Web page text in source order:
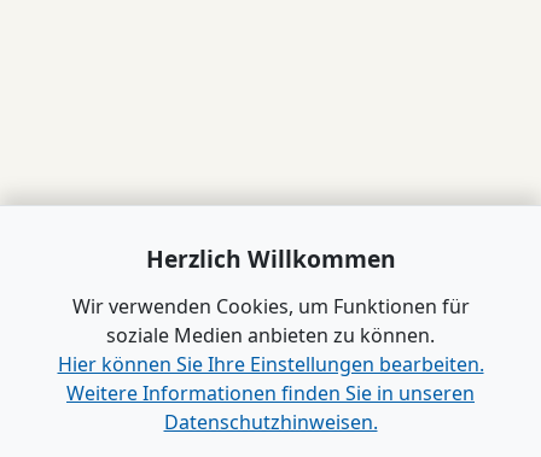
Herzlich Willkommen
Wir verwenden Cookies, um Funktionen für
soziale Medien anbieten zu können.
Hier können Sie Ihre Einstellungen bearbeiten.
Weitere Informationen finden Sie in unseren
Datenschutzhinweisen.